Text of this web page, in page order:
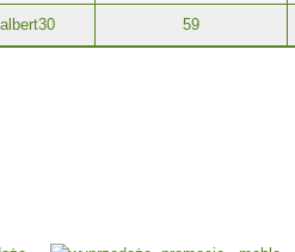
albert30 59